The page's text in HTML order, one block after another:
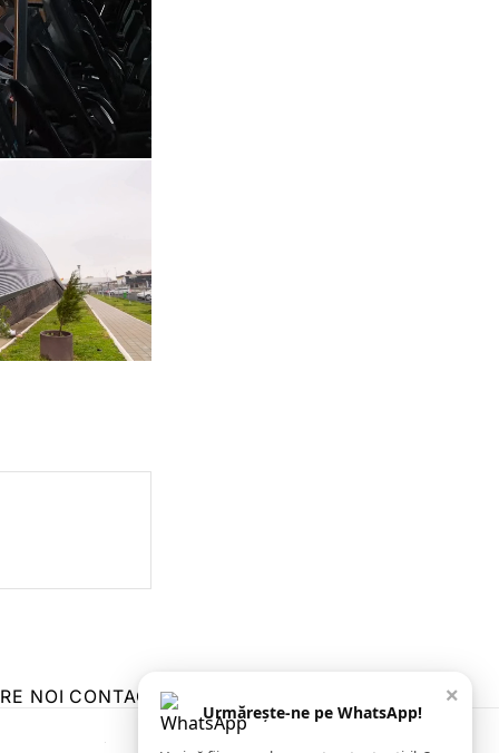
NOI CONTACT ZIARUL ANUNȚUL CĂLĂRĂȘEAN
×
Urmărește-ne pe WhatsApp!